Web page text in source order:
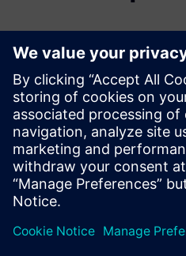
Selskapets nettsted
Forutsetninger
Datatilgang fra ett og flere
integrasjonstjenester